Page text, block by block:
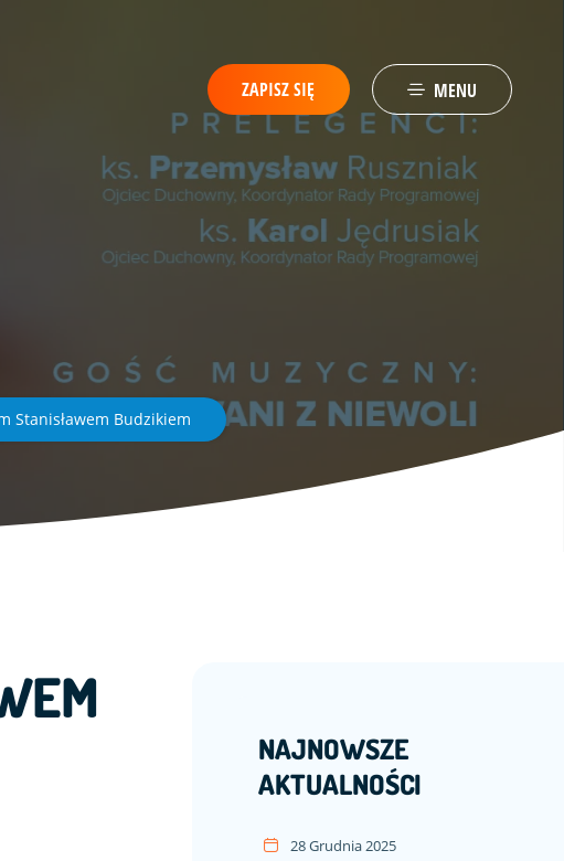
ZAPISZ SIĘ MENU
Stanisławem Budzikiem
NAJNOWSZE
AKTUALNOŚCI
28 Grudnia 2025